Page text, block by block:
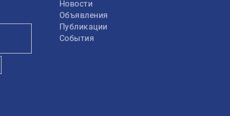
Новости
Объявления
Публикации
События